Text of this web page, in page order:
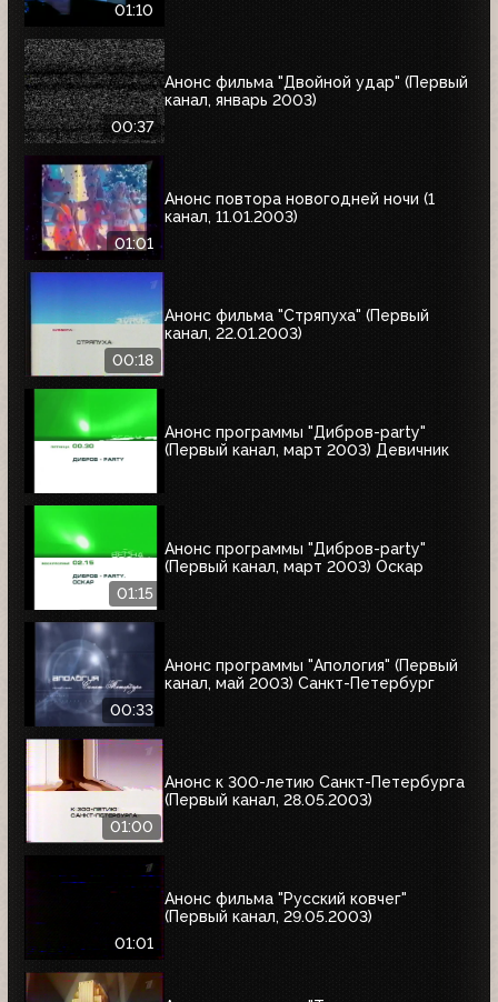
01:10
00:37
Анонс фильма "Двойной удар" (Первый
канал, январь 2003)
01:01
Анонс повтора новогодней ночи (1
канал, 11.01.2003)
00:18
Анонс фильма "Стряпуха" (Первый
канал, 22.01.2003)
Анонс программы "Дибров-party"
(Первый канал, март 2003) Девичник
01:15
Анонс программы "Дибров-party"
(Первый канал, март 2003) Оскар
00:33
Анонс программы "Апология" (Первый
канал, май 2003) Cанкт-Петербург
01:00
Анонс к 300-летию Санкт-Петербурга
(Первый канал, 28.05.2003)
01:01
Анонс фильма "Русский ковчег"
(Первый канал, 29.05.2003)